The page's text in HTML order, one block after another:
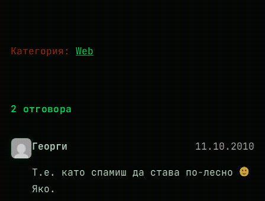
Категория: Web
2 отговора
Георги 11.10.2010
Т.е. като спамиш да става по-лесно
Яко.